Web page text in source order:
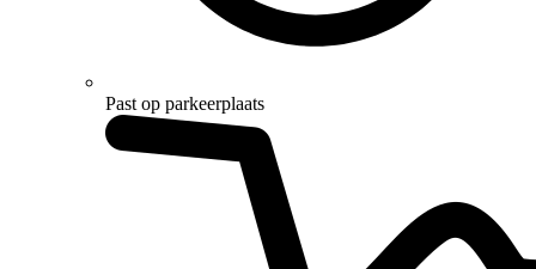
Past op parkeerplaats